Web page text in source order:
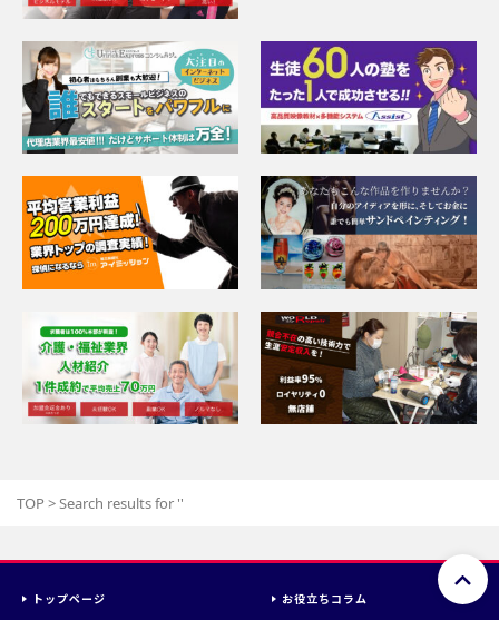
TOP >Search results for ''
トップページ
お役立ちコラム